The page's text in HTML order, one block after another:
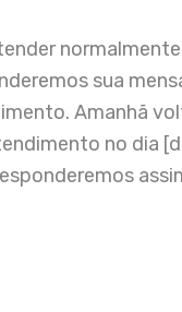
sua
Amanhã
no dia